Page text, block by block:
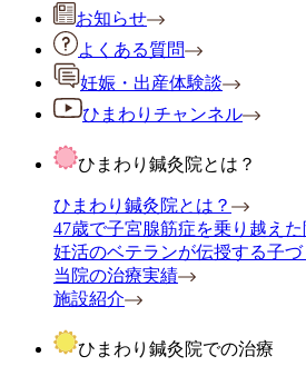
お知らせ
よくある質問
妊娠・出産体験談
ひまわりチャンネル
ひまわり鍼灸院とは？
ひまわり鍼灸院とは？
47歳で子宮腺筋症を乗り越え
妊活のベテランが伝授する子
当院の治療実績
施設紹介
ひまわり鍼灸院での治療